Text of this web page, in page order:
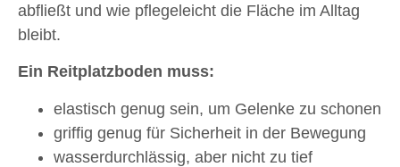
abfließt und wie pflegeleicht die Fläche im Alltag
bleibt.
Ein Reitplatzboden muss:
elastisch genug sein, um Gelenke zu schonen
griffig genug für Sicherheit in der Bewegung
wasserdurchlässig, aber nicht zu tief